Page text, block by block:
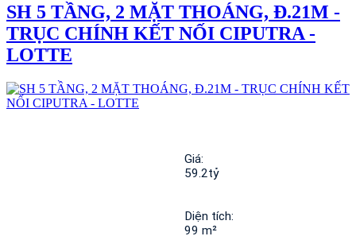
SH 5 TẦNG, 2 MẶT THOÁNG, Đ.21M -
TRỤC CHÍNH KẾT NỐI CIPUTRA -
LOTTE
Giá:
59.2tỷ
Diện tích:
99 m²